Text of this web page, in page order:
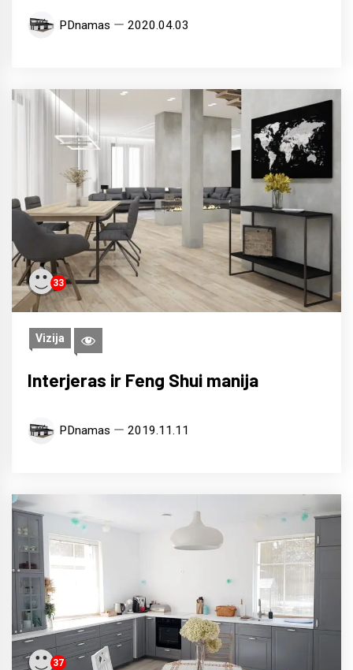
PDnamas 2020.04.03
33
Vizija
Interjeras ir Feng Shui manija
PDnamas 2019.11.11
37